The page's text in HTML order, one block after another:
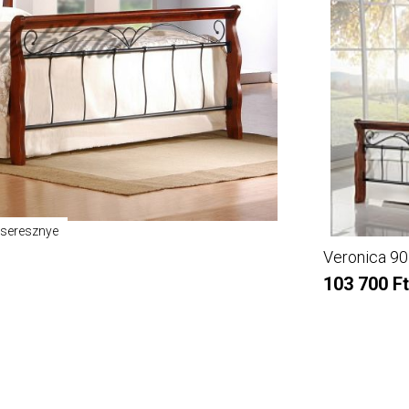
Veronica
103 700 Ft